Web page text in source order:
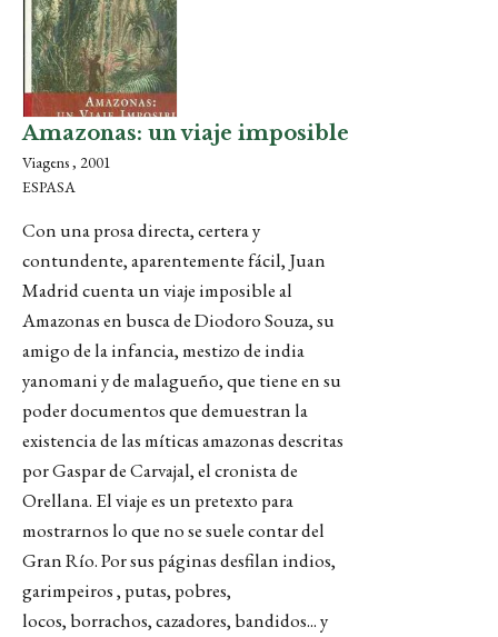
Amazonas: un viaje imposible
Viagens , 2001
ESPASA
Con una prosa directa, certera y
contundente, aparentemente fácil, Juan
Madrid cuenta un viaje imposible al
Amazonas en busca de Diodoro Souza, su
amigo de la infancia, mestizo de india
yanomani y de malagueño, que tiene en su
poder documentos que demuestran la
existencia de las míticas amazonas descritas
por Gaspar de Carvajal, el cronista de
Orellana. El viaje es un pretexto para
mostrarnos lo que no se suele contar del
Gran Río. Por sus páginas desfilan indios,
garimpeiros , putas, pobres,
locos, borrachos, cazadores, bandidos... y